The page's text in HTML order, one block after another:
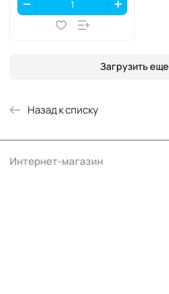
Загрузить еще
Назад к списку
Интернет-магазин